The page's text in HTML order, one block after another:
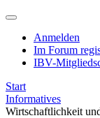
Anmelden
Im Forum
IBV-
Start
Informatives
Wirtschaftlichkeit